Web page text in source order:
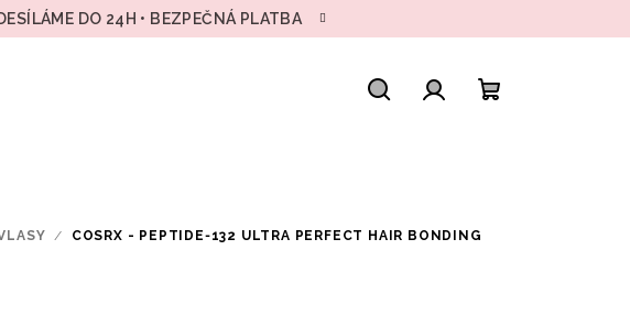
DO 24H • BEZPEČNÁ PLATBA
/
COSRX - PEPTIDE‑132 ULTRA PERFECT HAIR BONDING